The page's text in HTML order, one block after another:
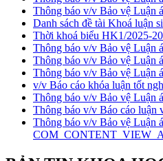
Thông báo v/v Bảo vệ Luận
Danh sách đề tài Khoá luận
Thời khoá biểu HK1/2025-
Thông báo v/v Bảo vệ Luận
Thông báo v/v Bảo vệ Luận
Thông báo v/v Bảo vệ Luận
v/v Báo cáo khóa luận tốt
Thông báo v/v Bảo vệ Luận
Thông báo v/v Báo cáo luận
Thông báo v/v Bảo vệ Luận